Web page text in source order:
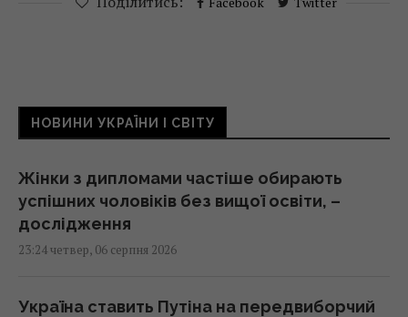
НОВИНИ УКРАЇНИ І СВІТУ
Жінки з дипломами частіше обирають
успішних чоловіків без вищої освіти, –
дослідження
23:24 четвер, 06 серпня 2026
Україна ставить Путіна на передвиборчий